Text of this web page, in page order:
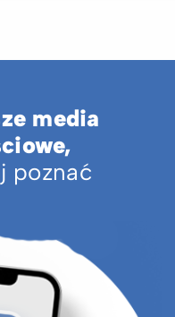
media
poznać